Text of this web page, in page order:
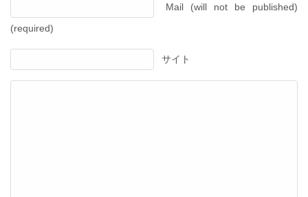
Mail (will not be published)
(required)
サイト